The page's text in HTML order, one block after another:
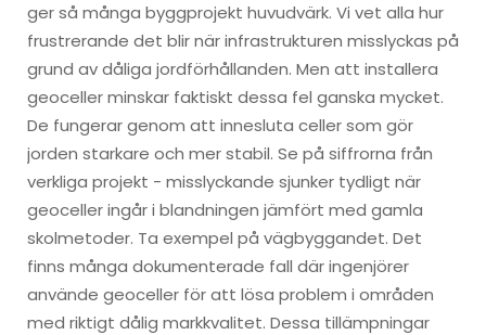
ger så många byggprojekt huvudvärk. Vi vet alla hur
frustrerande det blir när infrastrukturen misslyckas på
grund av dåliga jordförhållanden. Men att installera
geoceller minskar faktiskt dessa fel ganska mycket.
De fungerar genom att innesluta celler som gör
jorden starkare och mer stabil. Se på siffrorna från
verkliga projekt - misslyckande sjunker tydligt när
geoceller ingår i blandningen jämfört med gamla
skolmetoder. Ta exempel på vägbyggandet. Det
finns många dokumenterade fall där ingenjörer
använde geoceller för att lösa problem i områden
med riktigt dålig markkvalitet. Dessa tillämpningar